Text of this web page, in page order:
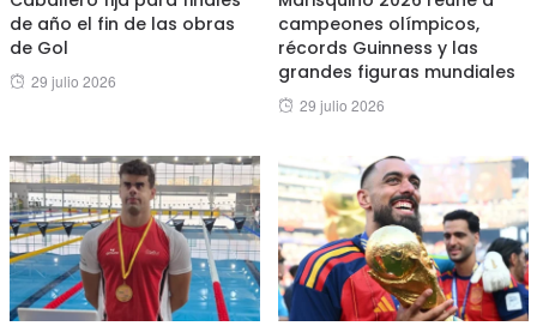
de año el fin de las obras
de Gol
Posted
29 julio 2026
campeones olímpicos,
récords Guinness y las
grandes figuras mundiales
Posted
29 julio 2026